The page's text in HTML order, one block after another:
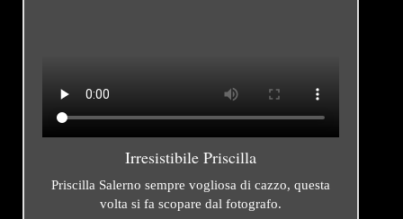
Irresistibile Priscilla
Priscilla Salerno sempre vogliosa di cazzo, questa
volta si fa scopare dal fotografo.